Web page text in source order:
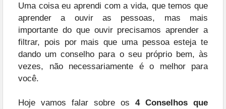
INFOGRÁFICOS
POSTS
PODCAST
Uma coisa eu aprendi com a vida, que temos que
aprender a ouvir as pessoas, mas mais
importante do que ouvir precisamos aprender a
filtrar, pois por mais que uma pessoa esteja te
dando um conselho para o seu próprio bem, às
vezes, não necessariamente é o melhor para
você.
Hoje vamos falar sobre os 4 Conselhos que